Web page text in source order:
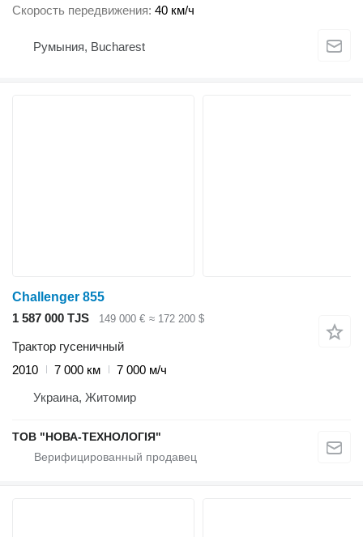
Скорость передвижения 40 км/ч
Румыния, Bucharest
Challenger 855
1 587 000 TJS
149 000 € ≈ 172 200 $
Трактор гусеничный
2010
7 000 км
7 000 м/ч
Украина, Житомир
ТОВ "НОВА-ТЕХНОЛОГІЯ"